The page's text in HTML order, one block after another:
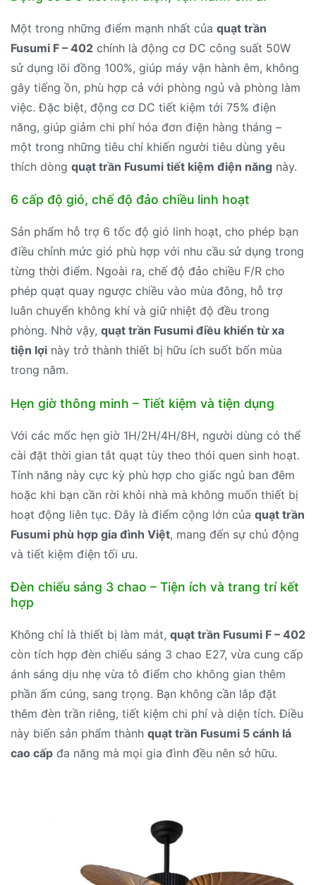
Một trong những điểm mạnh nhất của quạt trần
Fusumi F – 402 chính là động cơ DC công suất 50W
sử dụng lõi đồng 100%, giúp máy vận hành êm, không
gây tiếng ồn, phù hợp cả với phòng ngủ và phòng làm
việc. Đặc biệt, động cơ DC tiết kiệm tới 75% điện
năng, giúp giảm chi phí hóa đơn điện hàng tháng –
một trong những tiêu chí khiến người tiêu dùng yêu
thích dòng quạt trần Fusumi tiết kiệm điện năng này.
6 cấp độ gió, chế độ đảo chiều linh hoạt
Sản phẩm hỗ trợ 6 tốc độ gió linh hoạt, cho phép bạn
điều chỉnh mức gió phù hợp với nhu cầu sử dụng trong
từng thời điểm. Ngoài ra, chế độ đảo chiều F/R cho
phép quạt quay ngược chiều vào mùa đông, hỗ trợ
luân chuyển không khí và giữ nhiệt độ đều trong
phòng. Nhờ vậy, quạt trần Fusumi điều khiển từ xa
tiện lợi này trở thành thiết bị hữu ích suốt bốn mùa
trong năm.
Hẹn giờ thông minh – Tiết kiệm và tiện dụng
Với các mốc hẹn giờ 1H/2H/4H/8H, người dùng có thể
cài đặt thời gian tắt quạt tùy theo thói quen sinh hoạt.
Tính năng này cực kỳ phù hợp cho giấc ngủ ban đêm
hoặc khi bạn cần rời khỏi nhà mà không muốn thiết bị
hoạt động liên tục. Đây là điểm cộng lớn của quạt trần
Fusumi phù hợp gia đình Việt, mang đến sự chủ động
và tiết kiệm điện tối ưu.
Đèn chiếu sáng 3 chao – Tiện ích và trang trí kết
hợp
Không chỉ là thiết bị làm mát, quạt trần Fusumi F – 402
còn tích hợp đèn chiếu sáng 3 chao E27, vừa cung cấp
ánh sáng dịu nhẹ vừa tô điểm cho không gian thêm
phần ấm cúng, sang trọng. Bạn không cần lắp đặt
thêm đèn trần riêng, tiết kiệm chi phí và diện tích. Điều
này biến sản phẩm thành quạt trần Fusumi 5 cánh lá
cao cấp đa năng mà mọi gia đình đều nên sở hữu.